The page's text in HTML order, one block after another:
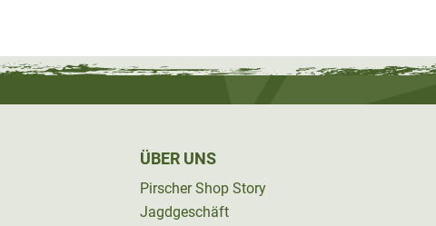
ÜBER UNS
Pirscher Shop Story
Jagdgeschäft